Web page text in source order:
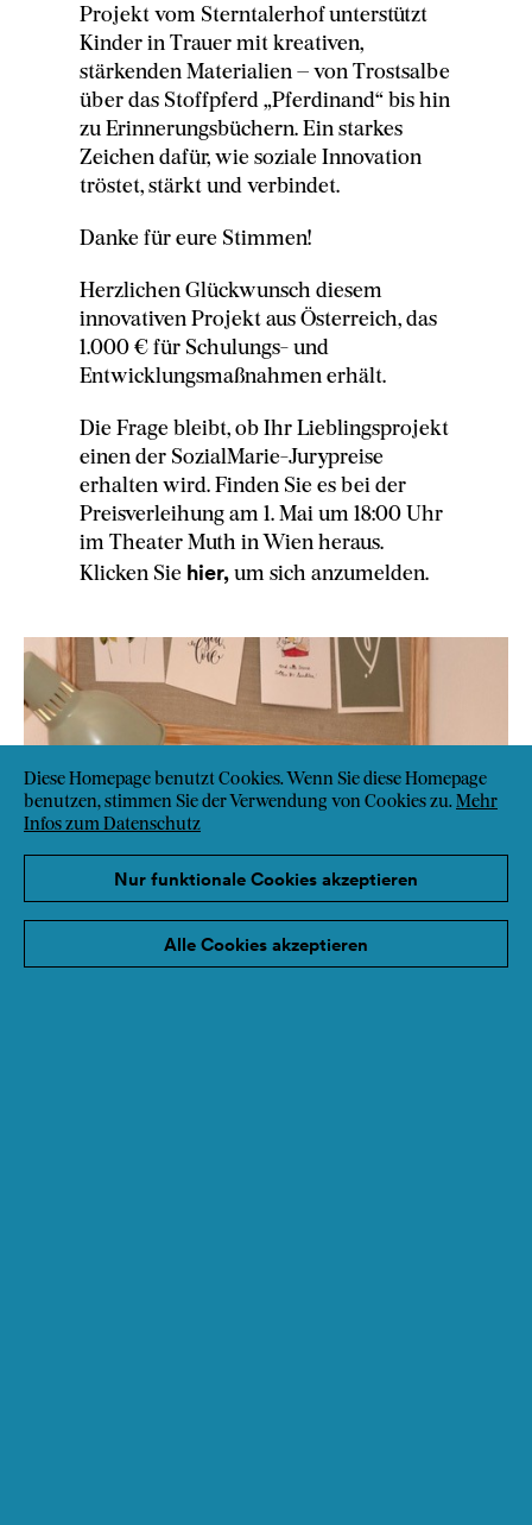
Diese Homepage benutzt Cookies. Wenn Sie diese Homepage
benutzen, stimmen Sie der Verwendung von Cookies zu. Mehr
Infos zum Datenschutz
Nur funktionale Cookies akzeptieren
Alle Cookies akzeptieren
Projekt vom Sterntalerhof unterstützt
Kinder in Trauer mit kreativen,
stärkenden Materialien – von Trostsalbe
über das Stoffpferd „Pferdinand“ bis hin
zu Erinnerungsbüchern. Ein starkes
Zeichen dafür, wie soziale Innovation
tröstet, stärkt und verbindet.
Danke für eure Stimmen!
Herzlichen Glückwunsch diesem
innovativen Projekt aus Österreich, das
1.000 € für Schulungs- und
Entwicklungsmaßnahmen erhält.
Die Frage bleibt, ob Ihr Lieblingsprojekt
einen der SozialMarie-Jurypreise
erhalten wird. Finden Sie es bei der
Preisverleihung am 1. Mai um 18:00 Uhr
im Theater Muth in Wien heraus.
Klicken Sie hier, um sich anzumelden.